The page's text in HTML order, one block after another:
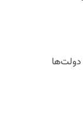
دولت‌ها